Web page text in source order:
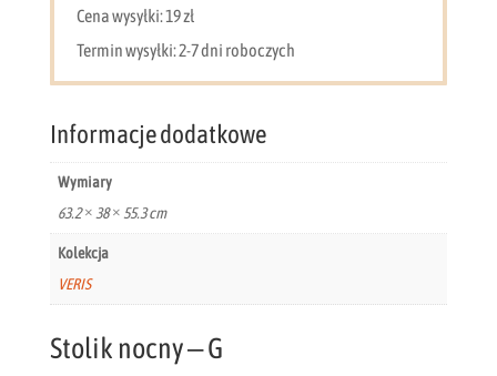
Stolik nocny – G
czarny)
Cena wysyłki: 19 zł
Termin wysyłki: 2-7 dni roboczych
Informacje dodatkowe
Wymiary
63.2 × 38 × 55.3 cm
Kolekcja
VERIS